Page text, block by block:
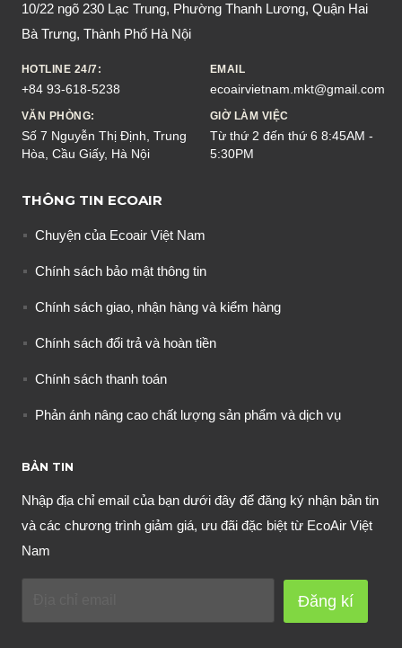
10/22 ngõ 230 Lạc Trung, Phường Thanh Lương, Quận Hai
Bà Trưng, Thành Phố Hà Nội
HOTLINE 24/7:
+84 93-618-5238
EMAIL
ecoairvietnam.mkt@gmail.com
VĂN PHÒNG:
Số 7 Nguyễn Thị Định, Trung
Hòa, Cầu Giấy, Hà Nội
GIỜ LÀM VIỆC
Từ thứ 2 đến thứ 6 8:45AM -
5:30PM
THÔNG TIN ECOAIR
Chuyện của Ecoair Việt Nam
Chính sách bảo mật thông tin
Chính sách giao, nhận hàng và kiểm hàng
Chính sách đổi trả và hoàn tiền
Chính sách thanh toán
Phản ánh nâng cao chất lượng sản phẩm và dịch vụ
BẢN TIN
Nhập địa chỉ email của bạn dưới đây để đăng ký nhận bản tin
và các chương trình giảm giá, ưu đãi đặc biệt từ EcoAir Việt
Nam
Đăng kí